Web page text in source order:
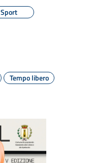
Sport
Tempo libero